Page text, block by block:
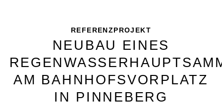
REFERENZPROJEKT
NEUBAU EINES
AM BAHNHOFSVORPLATZ
IN PINNEBERG